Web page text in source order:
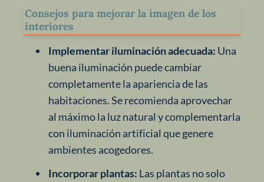
Consejos para mejorar la imagen de los
interiores
Implementar iluminación adecuada: Una
buena iluminación puede cambiar
completamente la apariencia de las
habitaciones. Se recomienda aprovechar
al máximo la luz natural y complementarla
con iluminación artificial que genere
ambientes acogedores.
Incorporar plantas: Las plantas no solo